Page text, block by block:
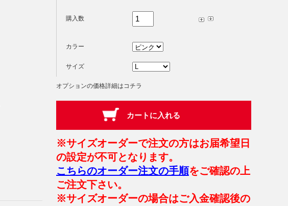
購入数
カラー
サイズ
オプションの価格詳細はコチラ
※サイズオーダーで注文の方はお届希望日
の設定が不可となります。
こちらのオーダー注文の手順をご確認の上
ご注文下さい。
※サイズオーダーの場合はご入金確認後の